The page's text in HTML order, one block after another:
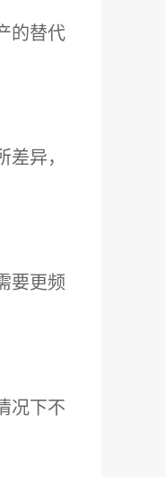
的替代
异，
要更频
况下不